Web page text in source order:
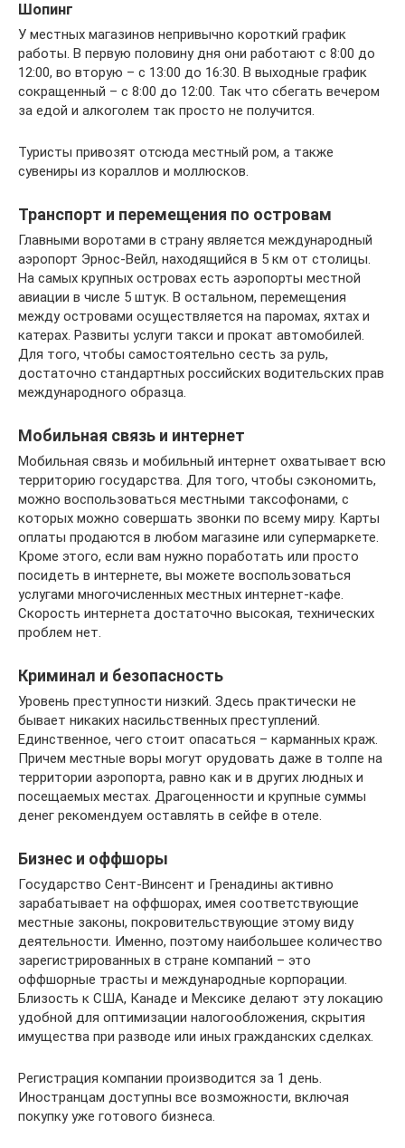
Шопинг
У местных магазинов непривычно короткий график
работы. В первую половину дня они работают с 8:00 до
12:00, во вторую – с 13:00 до 16:30. В выходные график
сокращенный – с 8:00 до 12:00. Так что сбегать вечером
за едой и алкоголем так просто не получится.
Туристы привозят отсюда местный ром, а также
сувениры из кораллов и моллюсков.
Транспорт и перемещения по островам
Главными воротами в страну является международный
аэропорт Эрнос-Вейл, находящийся в 5 км от столицы.
На самых крупных островах есть аэропорты местной
авиации в числе 5 штук. В остальном, перемещения
между островами осуществляется на паромах, яхтах и
катерах. Развиты услуги такси и прокат автомобилей.
Для того, чтобы самостоятельно сесть за руль,
достаточно стандартных российских водительских прав
международного образца.
Мобильная связь и интернет
Мобильная связь и мобильный интернет охватывает всю
территорию государства. Для того, чтобы сэкономить,
можно воспользоваться местными таксофонами, с
которых можно совершать звонки по всему миру. Карты
оплаты продаются в любом магазине или супермаркете.
Кроме этого, если вам нужно поработать или просто
посидеть в интернете, вы можете воспользоваться
услугами многочисленных местных интернет-кафе.
Скорость интернета достаточно высокая, технических
проблем нет.
Криминал и безопасность
Уровень преступности низкий. Здесь практически не
бывает никаких насильственных преступлений.
Единственное, чего стоит опасаться – карманных краж.
Причем местные воры могут орудовать даже в толпе на
территории аэропорта, равно как и в других людных и
посещаемых местах. Драгоценности и крупные суммы
денег рекомендуем оставлять в сейфе в отеле.
Бизнес и оффшоры
Государство Сент-Винсент и Гренадины активно
зарабатывает на оффшорах, имея соответствующие
местные законы, покровительствующие этому виду
деятельности. Именно, поэтому наибольшее количество
зарегистрированных в стране компаний – это
оффшорные трасты и международные корпорации.
Близость к США, Канаде и Мексике делают эту локацию
удобной для оптимизации налогообложения, скрытия
имущества при разводе или иных гражданских сделках.
Регистрация компании производится за 1 день.
Иностранцам доступны все возможности, включая
покупку уже готового бизнеса.